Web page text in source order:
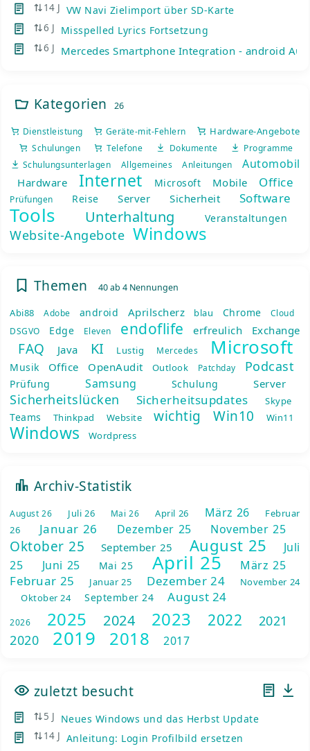
14 J VW Navi Zielimport über SD-Karte
6 J Misspelled Lyrics Fortsetzung
6 J Mercedes Smartphone Integration - android
Kategorien 26
Dienstleistung Geräte-mit-Fehlern Hardware-Angebote
Schulungen Telefone Dokumente
Programme
Schulungsunterlagen
Allgemeines Anleitungen Automobil
Hardware Internet Microsoft Mobile Office
Prüfungen Reise Server Sicherheit Software
Tools Unterhaltung Veranstaltungen
Website-Angebote Windows
Themen 40 ab 4 Nennungen
Abi88 Adobe android Aprilscherz blau Chrome
Cloud
DSGVO
Edge Eleven endoflife erfreulich Exchange
FAQ Java KI Lustig Mercedes Microsoft
Musik Office OpenAudit Outlook Patchday Podcast
Prüfung Samsung Schulung Server
Sicherheitslücken Sicherheitsupdates Skype
Teams Thinkpad Website wichtig Win10 Win11
Windows Wordpress
Archiv-Statistik
August 26 Juli 26 Mai 26 April 26 März 26
Februar
26
Januar 26 Dezember 25 November 25
Oktober 25 September 25 August 25
Juli
25
Juni 25 Mai 25 April 25 März 25
Februar 25 Januar 25 Dezember 24
November 24
Oktober 24
September 24 August 24
2026 2025 2024 2023 2022
2021
2020
2019 2018 2017
zuletzt besucht
5 J Neues Windows und das Herbst Update
14 J Anleitung: Login Profilbild ersetzen